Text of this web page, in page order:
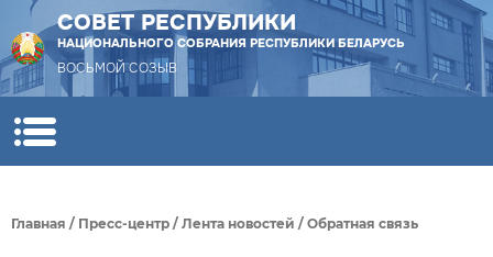
СОВЕТ РЕСПУБЛИКИ
НАЦИОНАЛЬНОГО СОБРАНИЯ РЕСПУБЛИКИ БЕЛАРУСЬ
ВОСЬМОЙ СОЗЫВ
Главная / Пресс-центр / Лента новостей / Обратная связь